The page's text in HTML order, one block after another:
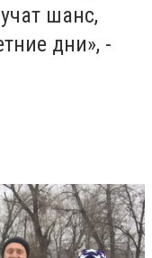
шанс,
дни», -